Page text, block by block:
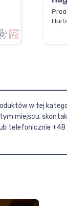
w tej
miejscu,
telefonicznie +48